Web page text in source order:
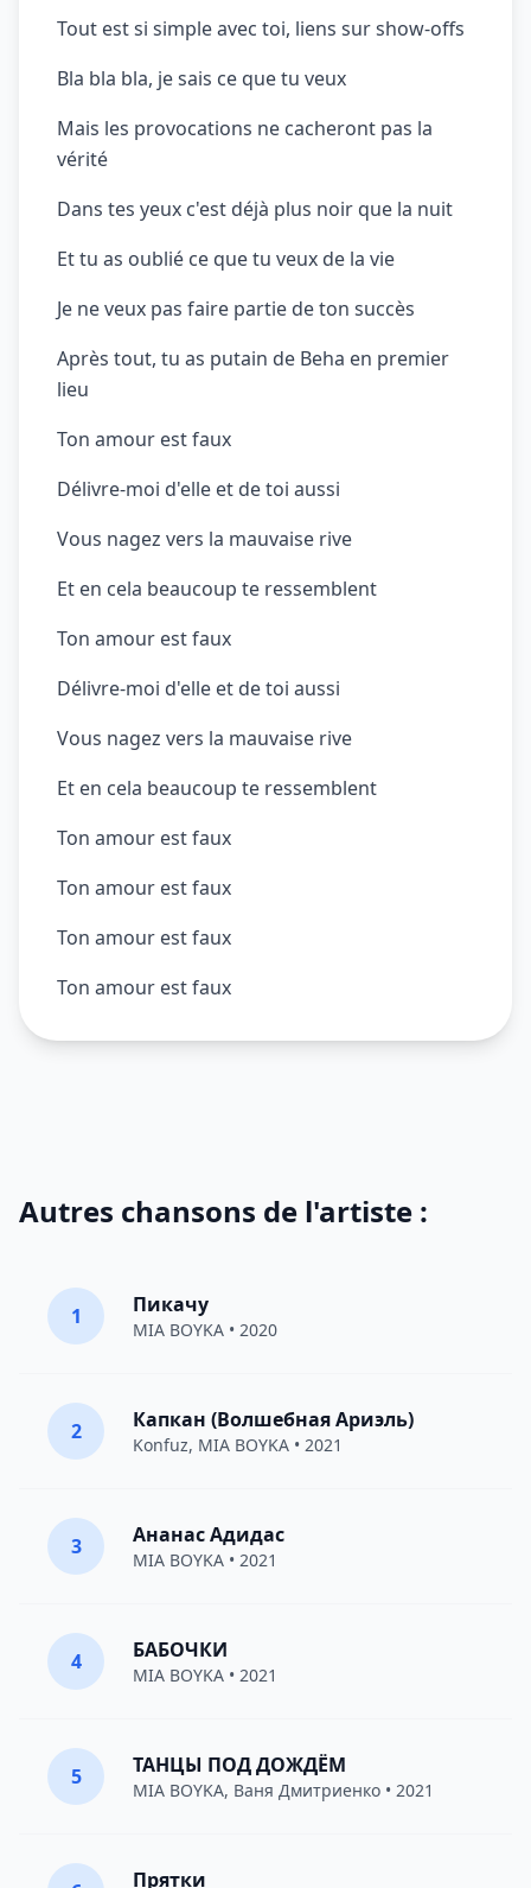
Tout est si simple avec toi, liens sur show-offs
Bla bla bla, je sais ce que tu veux
Mais les provocations ne cacheront pas la
vérité
Dans tes yeux c'est déjà plus noir que la nuit
Et tu as oublié ce que tu veux de la vie
Je ne veux pas faire partie de ton succès
Après tout, tu as putain de Beha en premier
lieu
Ton amour est faux
Délivre-moi d'elle et de toi aussi
Vous nagez vers la mauvaise rive
Et en cela beaucoup te ressemblent
Ton amour est faux
Délivre-moi d'elle et de toi aussi
Vous nagez vers la mauvaise rive
Et en cela beaucoup te ressemblent
Ton amour est faux
Ton amour est faux
Ton amour est faux
Ton amour est faux
Autres chansons de l'artiste :
1 Пикачу
MIA BOYKA • 2020
2 Капкан (Волшебная Ариэль)
Konfuz, MIA BOYKA • 2021
3 Ананас Адидас
MIA BOYKA • 2021
4 БАБОЧКИ
MIA BOYKA • 2021
5 ТАНЦЫ ПОД ДОЖДЁМ
MIA BOYKA, Ваня Дмитриенко • 2021
Прятки